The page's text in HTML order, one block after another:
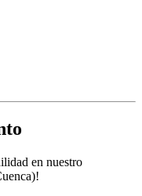
en nuestro